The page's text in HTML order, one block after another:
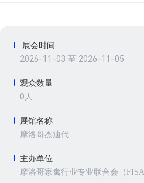
展会时间
2026-11-03 至 2026-11-05
观众数量
0人
展馆名称
摩洛哥杰迪代
主办单位
摩洛哥家禽行业专业联合会（FISA